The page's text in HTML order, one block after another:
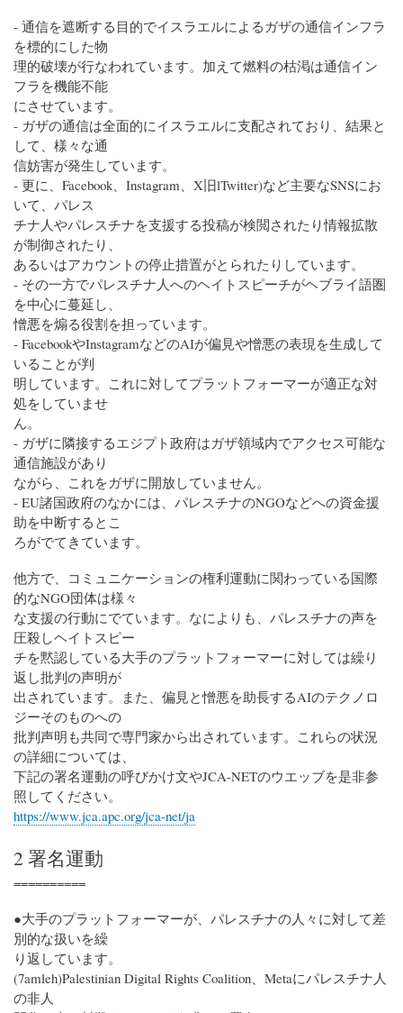
- 通信を遮断する目的でイスラエルによるガザの通信インフラ
を標的にした物
理的破壊が行なわれています。加えて燃料の枯渇は通信イン
フラを機能不能
にさせています。
- ガザの通信は全面的にイスラエルに支配されており、結果と
して、様々な通
信妨害が発生しています。
- 更に、Facebook、Instagram、X旧lTwitter)など主要なSNSにお
いて、パレス
チナ人やパレスチナを支援する投稿が検閲されたり情報拡散
が制御されたり、
あるいはアカウントの停止措置がとられたりしています。
- その一方でパレスチナ人へのヘイトスピーチがヘブライ語圏
を中心に蔓延し、
憎悪を煽る役割を担っています。
- FacebookやInstagramなどのAIが偏見や憎悪の表現を生成して
いることが判
明しています。これに対してプラットフォーマーが適正な対
処をしていませ
ん。
- ガザに隣接するエジプト政府はガザ領域内でアクセス可能な
通信施設があり
ながら、これをガザに開放していません。
- EU諸国政府のなかには、パレスチナのNGOなどへの資金援
助を中断するとこ
ろがでてきています。
他方で、コミュニケーションの権利運動に関わっている国際
的なNGO団体は様々
な支援の行動にでています。なによりも、パレスチナの声を
圧殺しヘイトスピー
チを黙認している大手のプラットフォーマーに対しては繰り
返し批判の声明が
出されています。また、偏見と憎悪を助長するAIのテクノロ
ジーそのものへの
批判声明も共同で専門家から出されています。これらの状況
の詳細については、
下記の署名運動の呼びかけ文やJCA-NETのウエッブを是非参
照してください。
https://www.jca.apc.org/jca-net/ja
2 署名運動
==========
●大手のプラットフォーマーが、パレスチナの人々に対して差
別的な扱いを繰
り返しています。
(7amleh)Palestinian Digital Rights Coalition、Metaにパレスチナ人
の非人